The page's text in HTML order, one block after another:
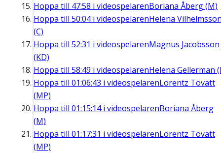
Hoppa till 47:58 i videospelarenBoriana Åberg (M)
Hoppa till 50:04i videospelarenHelena
(C)
Hoppa till 52:31 i videospelarenMagnus Jacobsson
(KD)
Hoppa till 58:49 i videospelarenHelena Gellerman
Hoppa till 01:06:43 i videospelarenLorentz Tovatt
(MP)
Hoppa till 01:15:14i videospelarenBoriana Åberg
(M)
Hoppa till 01:17:31 i videospelarenLorentz Tovatt
(MP)